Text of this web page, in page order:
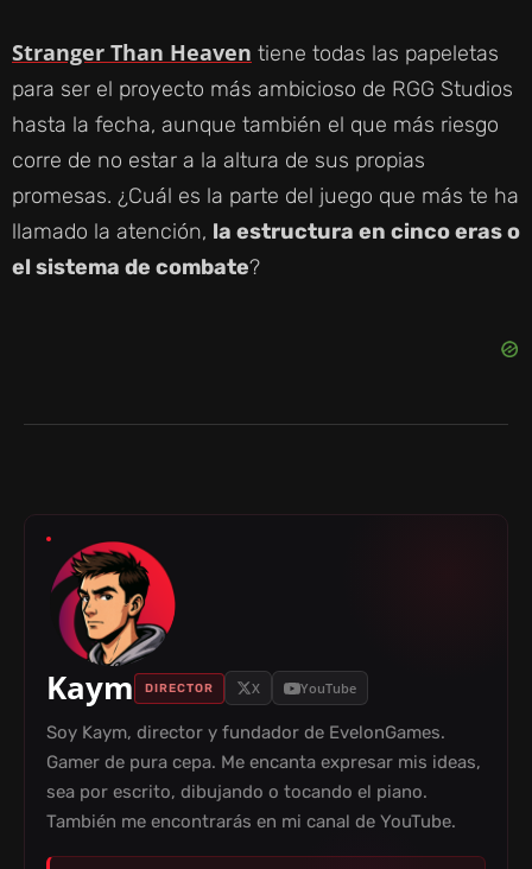
Stranger Than Heaven tiene todas las papeletas
para ser el proyecto más ambicioso de RGG Studios
hasta la fecha, aunque también el que más riesgo
corre de no estar a la altura de sus propias
promesas. ¿Cuál es la parte del juego que más te ha
llamado la atención, la estructura en cinco eras o
el sistema de combate?
Kaym DIRECTOR X YouTube
Soy Kaym, director y fundador de EvelonGames.
Gamer de pura cepa. Me encanta expresar mis ideas,
sea por escrito, dibujando o tocando el piano.
También me encontrarás en mi canal de YouTube.